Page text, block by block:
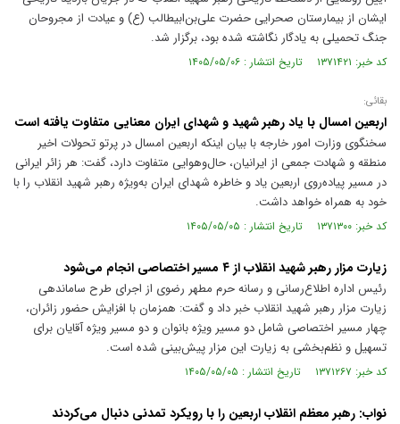
ایشان از بیمارستان صحرایی حضرت علی‌بن‌ابیطالب (ع) و عیادت از مجروحان
جنگ تحمیلی به یادگار نگاشته شده بود، برگزار شد.
کد خبر: ۱۳۷۱۴۲۱ تاریخ انتشار : ۱۴۰۵/۰۵/۰۶
بقائی:
اربعین امسال با یاد رهبر شهید و شهدای ایران معنایی متفاوت یافته است
سخنگوی وزارت امور خارجه با بیان اینکه اربعین امسال در پرتو تحولات اخیر
منطقه و شهادت جمعی از ایرانیان، حال‌وهوایی متفاوت دارد، گفت: هر زائر ایرانی
در مسیر پیاده‌روی اربعین یاد و خاطره شهدای ایران به‌ویژه رهبر شهید انقلاب را با
خود به همراه خواهد داشت.
کد خبر: ۱۳۷۱۳۰۰ تاریخ انتشار : ۱۴۰۵/۰۵/۰۵
زیارت مزار رهبر شهید انقلاب از ۴ مسیر اختصاصی انجام می‌شود
رئیس اداره اطلاع‌رسانی و رسانه حرم مطهر رضوی از اجرای طرح ساماندهی
زیارت مزار رهبر شهید انقلاب خبر داد و گفت: همزمان با افزایش حضور زائران،
چهار مسیر اختصاصی شامل دو مسیر ویژه بانوان و دو مسیر ویژه آقایان برای
تسهیل و نظم‌بخشی به زیارت این مزار پیش‌بینی شده است.
کد خبر: ۱۳۷۱۲۶۷ تاریخ انتشار : ۱۴۰۵/۰۵/۰۵
نواب: رهبر معظم انقلاب اربعین را با رویکرد تمدنی دنبال می‌کردند